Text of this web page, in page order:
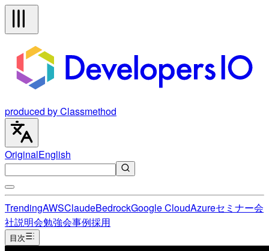
produced by Classmethod
OriginalEnglish
TrendingAWSClaudeBedrockGoogle CloudAzureセミナー会
社説明会勉強会事例採用
目次